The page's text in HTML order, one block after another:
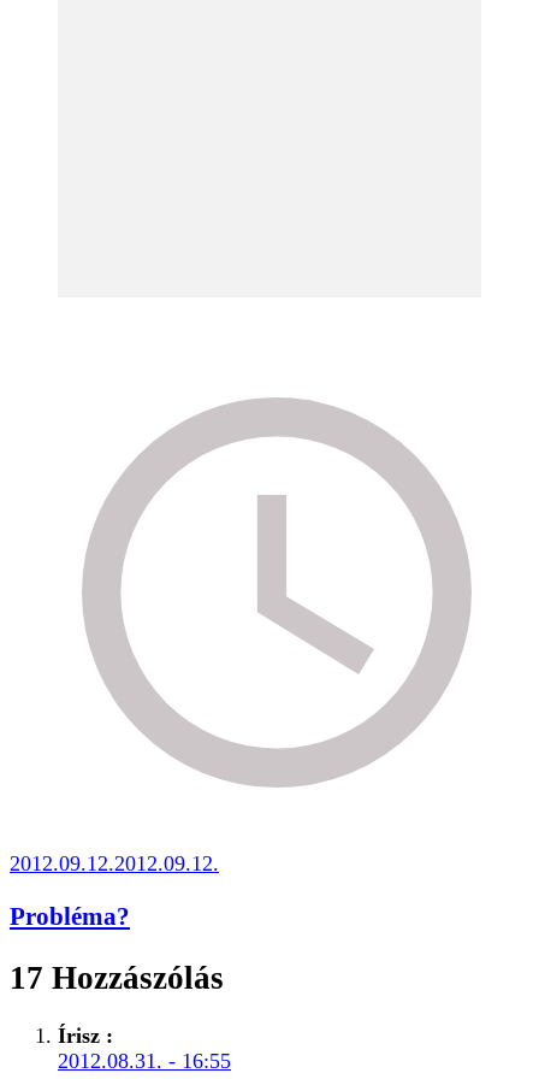
2012.09.12.2012.09.12.
Probléma?
17 Hozzászólás
Írisz :
2012.08.31. - 16:55